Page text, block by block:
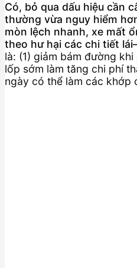
Có, bỏ qua dấu hiệu cần
thường vừa nguy hiểm
mòn lệch nhanh, xe mất
theo hư hại các chi tiết
là: (1) giảm bám đường
lốp sớm làm tăng chi phí
ngày có thể làm các khớp